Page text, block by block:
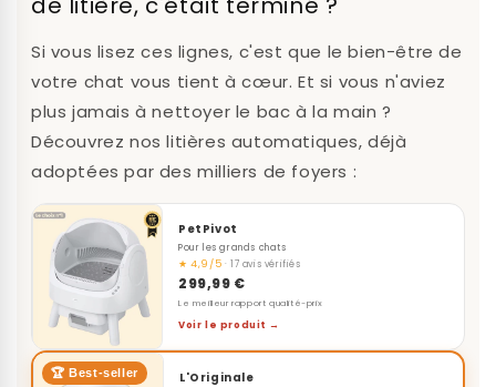
Si vous lisez ces lignes, c'est que le bien-être de
votre chat vous tient à cœur. Et si vous n'aviez
plus jamais à nettoyer le bac à la main ?
Découvrez nos litières automatiques, déjà
adoptées par des milliers de foyers :
PetPivot
Pour les grands chats
★ 4,9/5 · 17 avis vérifiés
299,99 €
Le meilleur rapport qualité-prix
Voir le produit →
🏆 Best-seller L'Originale